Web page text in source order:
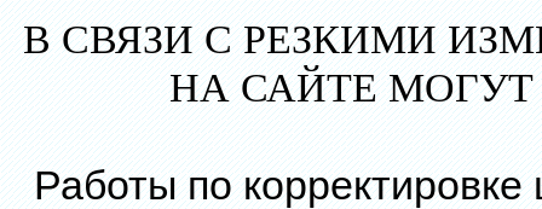
В СВЯЗИ С РЕЗКИМИ
НА САЙТЕ
Работы по